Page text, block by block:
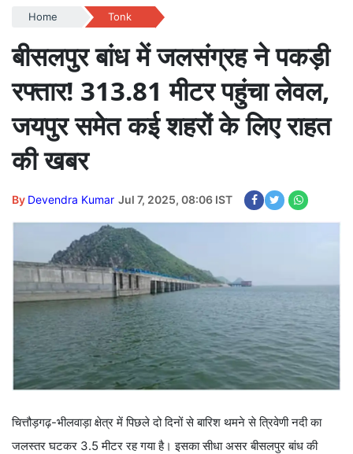
Home Tonk
बीसलपुर बांध में जलसंग्रह ने पकड़ी
रफ्तार! 313.81 मीटर पहुंचा लेवल,
जयपुर समेत कई शहरों के लिए राहत
की खबर
By Devendra Kumar Jul 7, 2025, 08:06 IST
चित्तौड़गढ़-भीलवाड़ा क्षेत्र में पिछले दो दिनों से बारिश थमने से त्रिवेणी नदी का
जलस्तर घटकर 3.5 मीटर रह गया है। इसका सीधा असर बीसलपुर बांध की